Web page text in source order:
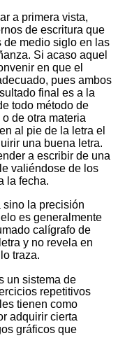
a primera vista,
de escritura que
de medio siglo en las
Si acaso aquel
en que el
pues ambos
final es a la
todo método de
de otra materia
al pie de la letra el
una buena letra.
a escribir de una
valiéndose de los
la fecha.
sino la precisión
es generalmente
calígrafo de
y no revela en
traza.
un sistema de
repetitivos
tienen como
adquirir cierta
gráficos que